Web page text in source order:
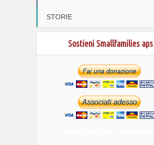
STORIE
Sostieni Smallfamilies aps